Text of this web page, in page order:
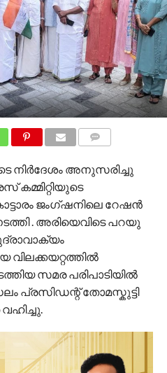
നിർദേശം അനുസരിച്ചു
ജംഗ്ഷനിലെ റേഷൻ
. അരിയെവിടെ പറയു
വിലക്കയറ്റത്തിൽ
സമര പരിപാടിയിൽ
പ്രസിഡന്റ്‌ തോമസ്കുട്ടി